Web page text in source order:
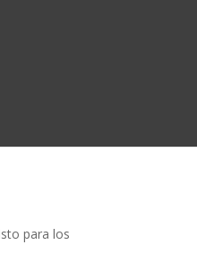
para los